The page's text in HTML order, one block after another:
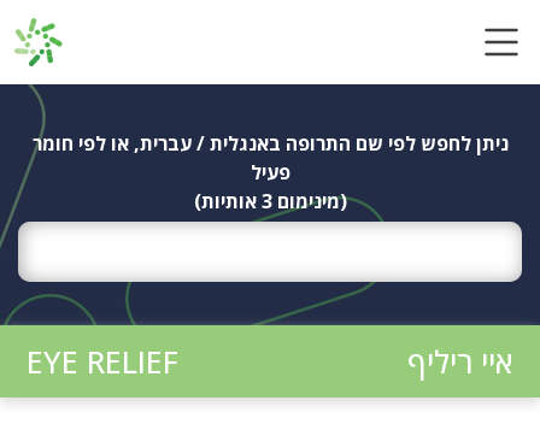
ניתן לחפש לפי שם התרופה באנגלית / עברית, או לפי חומר
פעיל
(מינימום 3 אותיות)
איי ריליף EYE RELIEF